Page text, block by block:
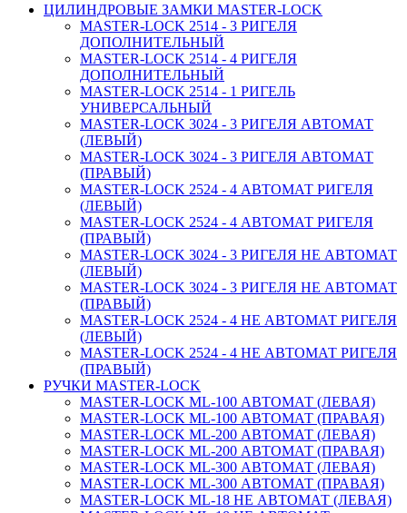
ЦИЛИНДРОВЫЕ ЗАМКИ MASTER-LOCK
MASTER-LOCK 2514 - 3 РИГЕЛЯ
ДОПОЛНИТЕЛЬНЫЙ
MASTER-LOCK 2514 - 4 РИГЕЛЯ
ДОПОЛНИТЕЛЬНЫЙ
MASTER-LOCK 2514 - 1 РИГЕЛЬ
УНИВЕРСАЛЬНЫЙ
MASTER-LOCK 3024 - 3 РИГЕЛЯ АВТОМАТ
(ЛЕВЫЙ)
MASTER-LOCK 3024 - 3 РИГЕЛЯ АВТОМАТ
(ПРАВЫЙ)
MASTER-LOCK 2524 - 4 АВТОМАТ РИГЕЛЯ
(ЛЕВЫЙ)
MASTER-LOCK 2524 - 4 АВТОМАТ РИГЕЛЯ
(ПРАВЫЙ)
MASTER-LOCK 3024 - 3 РИГЕЛЯ НЕ АВТОМАТ
(ЛЕВЫЙ)
MASTER-LOCK 3024 - 3 РИГЕЛЯ НЕ АВТОМАТ
(ПРАВЫЙ)
MASTER-LOCK 2524 - 4 НЕ АВТОМАТ РИГЕЛЯ
(ЛЕВЫЙ)
MASTER-LOCK 2524 - 4 НЕ АВТОМАТ РИГЕЛЯ
(ПРАВЫЙ)
РУЧКИ MASTER-LOCK
MASTER-LOCK ML-100 АВТОМАТ (ЛЕВАЯ)
MASTER-LOCK ML-100 АВТОМАТ (ПРАВАЯ)
MASTER-LOCK ML-200 АВТОМАТ (ЛЕВАЯ)
MASTER-LOCK ML-200 АВТОМАТ (ПРАВАЯ)
MASTER-LOCK ML-300 АВТОМАТ (ЛЕВАЯ)
MASTER-LOCK ML-300 АВТОМАТ (ПРАВАЯ)
MASTER-LOCK ML-18 НЕ АВТОМАТ (ЛЕВАЯ)